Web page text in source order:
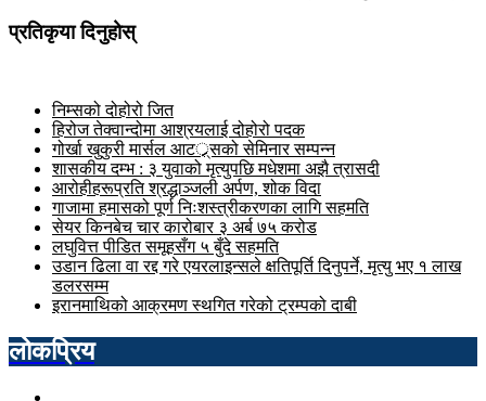
प्रतिकृया दिनुहोस्
निम्सको दोहोरो जित
हिरोज तेक्वान्दोमा आश्रयलाई दोहोरो पदक
गोर्खा खुकुरी मार्सल आटर््र्सको सेमिनार सम्पन्न
शासकीय दम्भ : ३ युवाको मृत्युपछि मधेशमा अझै त्रासदी
आरोहीहरूप्रति श्रद्धाञ्जली अर्पण, शोक विदा
गाजामा हमासको पूर्ण निःशस्त्रीकरणका लागि सहमति
सेयर किनबेच चार कारोबार ३ अर्ब ७५ करोड
लघुवित्त पीडित समूहसँग ५ बुँदे सहमति
उडान ढिला वा रद्द गरे एयरलाइन्सले क्षतिपूर्ति दिनुपर्ने, मृत्यु भए १ लाख
डलरसम्म
इरानमाथिको आक्रमण स्थगित गरेको ट्रम्पको दाबी
लोकप्रिय